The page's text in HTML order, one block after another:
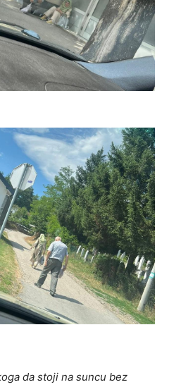
da stoji na suncu bez